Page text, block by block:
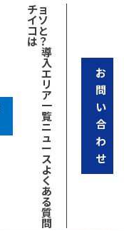
チョ
イソ
コと
は？
導
入
エ
リ
ア
一
覧
ニ
ュ
ー
ス
よ
く
あ
る
質
問
お
問
い
合
わ
せ